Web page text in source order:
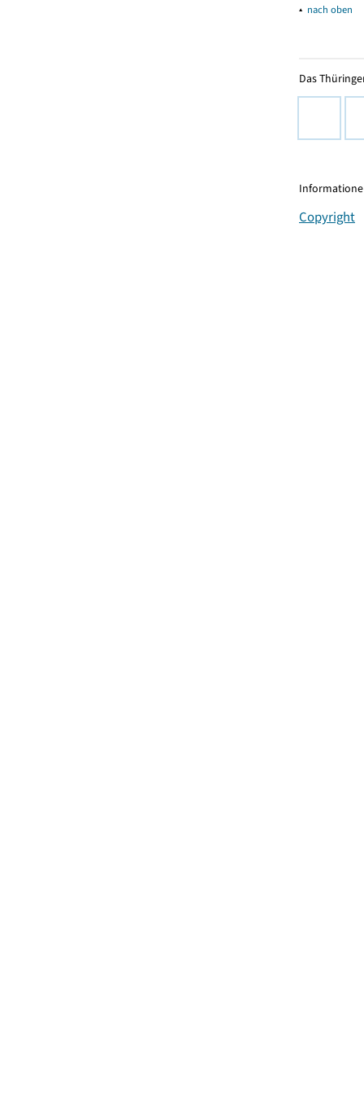
▴ nach oben
Das
Copyright